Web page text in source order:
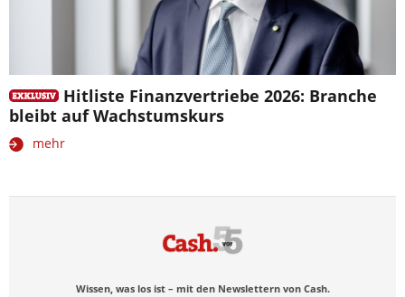
Hitliste Finanzvertriebe 2026: Branche
bleibt auf Wachstumskurs
mehr
Wissen, was los ist – mit den Newslettern von Cash.